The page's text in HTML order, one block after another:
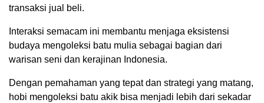
transaksi jual beli.
Interaksi semacam ini membantu menjaga eksistensi
budaya mengoleksi batu mulia sebagai bagian dari
warisan seni dan kerajinan Indonesia.
Dengan pemahaman yang tepat dan strategi yang matang,
hobi mengoleksi batu akik bisa menjadi lebih dari sekadar